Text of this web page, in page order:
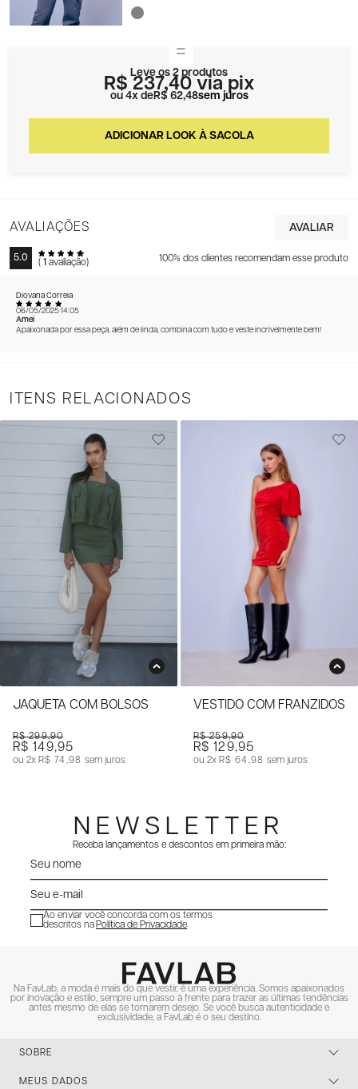
Leve os 2 produtos
R$ 237,40via pix
4x R$ 62,48sem juros
AVALIAÇÕES
5.0 ( 1 avaliação) 100% dos clientes recomendam esse produto
Diovana Correia
06/05/2025 14:05
Amei
Apaixonada por essa peça, além de linda, combina com tudo e veste incrivelmente bem!
ITENS RELACIONADOS
JAQUETA COM BOLSOS
R$ 299,90
R$ 149,95
2x R$ 74,98sem juros
VESTIDO COM FRANZIDOS
R$ 259,90
R$ 129,95
2x R$ 64,98sem juros
NEWSLETTER
Receba lançamentos e descontos em primeira mão:
Ao enviar você concorda com os termos
descritos naPolítica de Privacidade
Na FavLab, a moda é mais do que vestir, é uma experiência. Somos apaixonados
por inovação e estilo, sempre um passo à frente para trazer as últimas tendências
antes mesmo de elas se tornarem desejo. Se você busca autenticidade e
exclusividade, a FavLab é o seu destino.
SOBRE
MEUS DADOS